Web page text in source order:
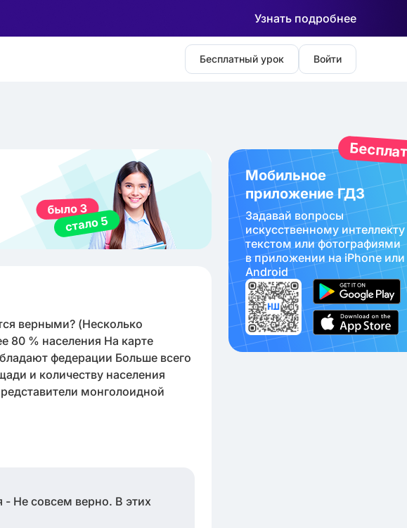
Узнать подробнее
Бесплатный урок Войти
верными? (Несколько
80 % населения На карте
федерации Больше всего
и количеству населения
монголоидной
- Не совсем верно. В этих
Мобильное
приложение ГДЗ
Задавай вопросы
искуcственному интеллекту
текстом или фотографиями
в приложении на iPhone или
Android